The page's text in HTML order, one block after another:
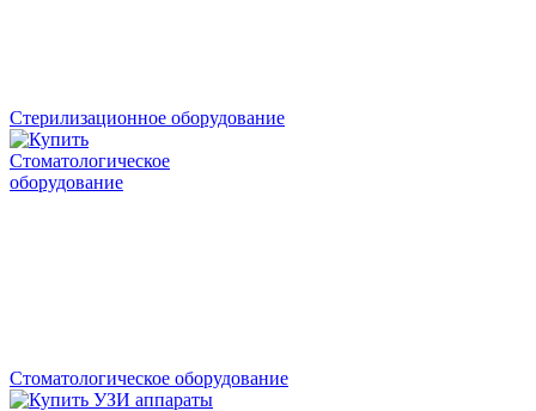
Стерилизационное оборудование
Стоматологическое оборудование